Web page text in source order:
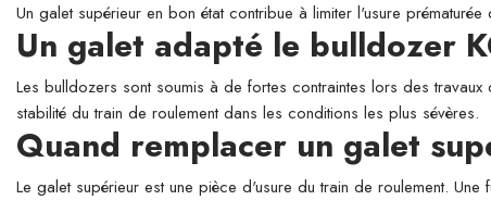
Un galet supérieur en bon état contribue à limiter l'usure
Un galet adapté le bulldozer
Les bulldozers sont soumis à de fortes contraintes lors des
stabilité du train de roulement dans les conditions les plus sévères.
Quand remplacer un galet
Le galet supérieur est une pièce d'usure du train de roulement.